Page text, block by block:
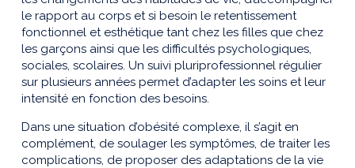
le rapport au corps et si besoin le retentissement
fonctionnel et esthétique tant chez les filles que chez
les garçons ainsi que les difficultés psychologiques,
sociales, scolaires. Un suivi pluriprofessionnel régulier
sur plusieurs années permet d’adapter les soins et leur
intensité en fonction des besoins.
Dans une situation d’obésité complexe, il s’agit en
complément, de soulager les symptômes, de traiter les
complications, de proposer des adaptations de la vie